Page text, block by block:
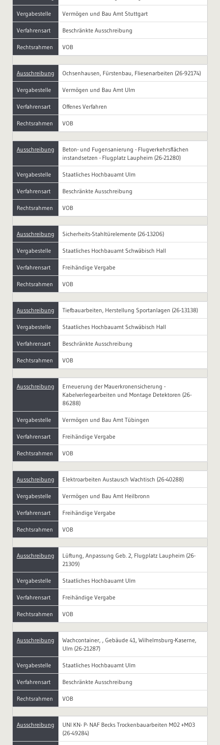
Vergabestelle Vermögen und Bau Amt Stuttgart
Verfahrensart Beschränkte Ausschreibung
Rechtsrahmen VOB
Ausschreibung Ochsenhausen, Fürstenbau, Fliesenarbeiten (26-92174)
Vergabestelle Vermögen und Bau Amt Ulm
Verfahrensart Offenes Verfahren
Rechtsrahmen VOB
Ausschreibung
Beton- und Fugensanierung - Flugverkehrsflächen
instandsetzen - Flugplatz Laupheim (26-21280)
Vergabestelle Staatliches Hochbauamt Ulm
Verfahrensart Beschränkte Ausschreibung
Rechtsrahmen VOB
Ausschreibung Sicherheits-Stahltürelemente (26-13206)
Vergabestelle Staatliches Hochbauamt Schwäbisch Hall
Verfahrensart Freihändige Vergabe
Rechtsrahmen VOB
Ausschreibung Tiefbauarbeiten, Herstellung Sportanlagen (26-13138)
Vergabestelle Staatliches Hochbauamt Schwäbisch Hall
Verfahrensart Beschränkte Ausschreibung
Rechtsrahmen VOB
Ausschreibung
Erneuerung der Mauerkronensicherung -
Kabelverlegearbeiten und Montage Detektoren (26-
86288)
Vergabestelle Vermögen und Bau Amt Tübingen
Verfahrensart Freihändige Vergabe
Rechtsrahmen VOB
Ausschreibung Elektroarbeiten Austausch Wachtisch (26-40288)
Vergabestelle Vermögen und Bau Amt Heilbronn
Verfahrensart Freihändige Vergabe
Rechtsrahmen VOB
Ausschreibung
Lüftung, Anpassung Geb. 2, Flugplatz Laupheim (26-
21309)
Vergabestelle Staatliches Hochbauamt Ulm
Verfahrensart Freihändige Vergabe
Rechtsrahmen VOB
Ausschreibung
Wachcontainer, , Gebäude 41, Wilhelmsburg-Kaserne,
Ulm (26-21287)
Vergabestelle Staatliches Hochbauamt Ulm
Verfahrensart Beschränkte Ausschreibung
Rechtsrahmen VOB
Ausschreibung
UNI KN- P- NAF Becks Trockenbauarbeiten M02 +M03
(26-49284)